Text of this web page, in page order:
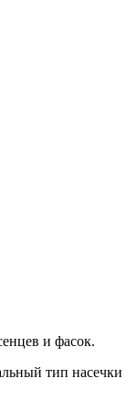
и фасок.
тип насечки